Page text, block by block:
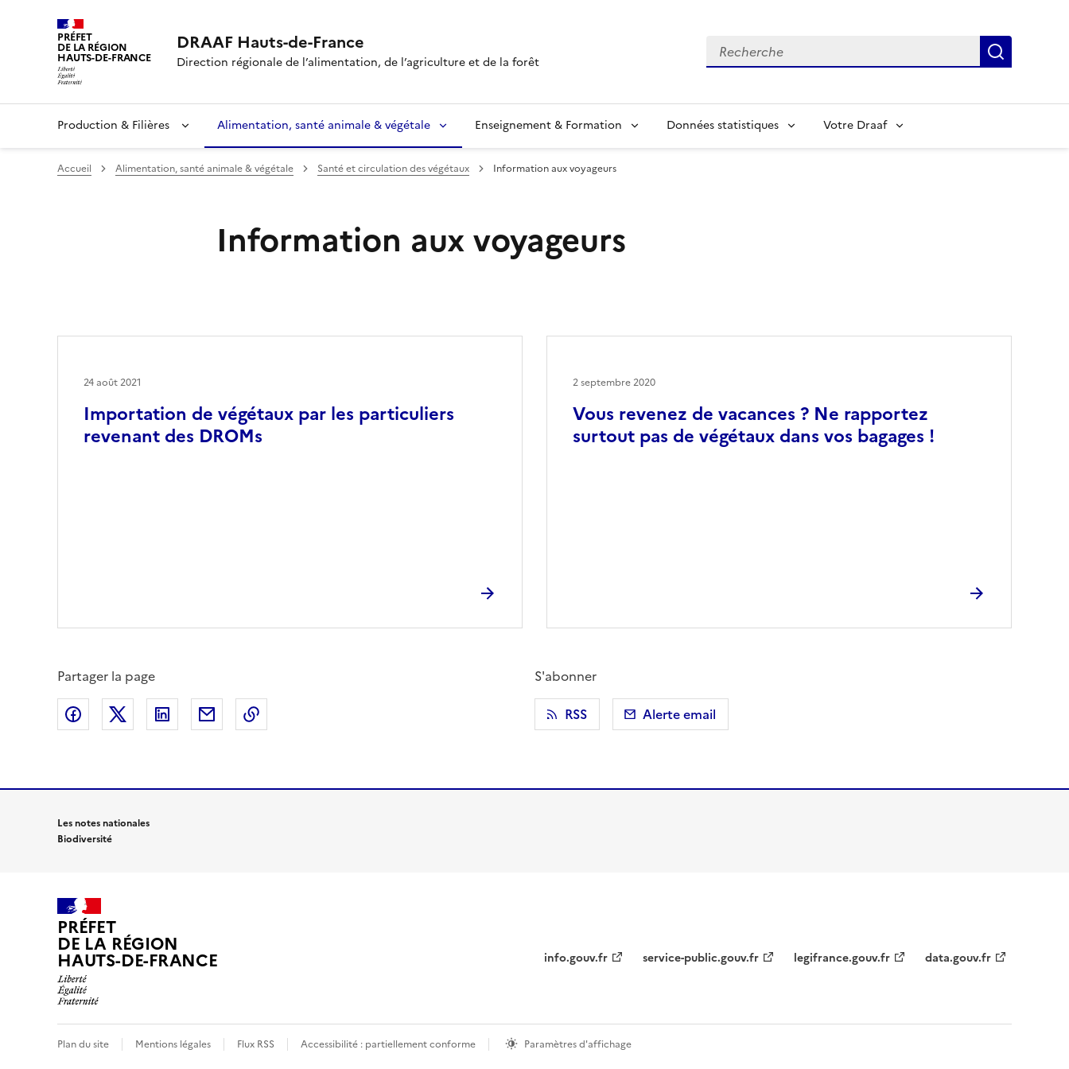
PRÉFET
DE LA RÉGION
HAUTS-DE-FRANCE
DRAAF Hauts-de-France
Direction régionale de l’alimentation, de l’agriculture et de la forêt
Recherche
Production & Filières Alimentation, santé animale & végétale Enseignement & Formation Données statistiques Votre Draaf
Accueil Alimentation, santé animale & végétale Santé et circulation des végétaux Information aux voyageurs
Information aux voyageurs
Importation de végétaux par les particuliers
revenant des DROMs
24 août 2021
Vous revenez de vacances ? Ne rapportez
surtout pas de végétaux dans vos bagages !
2 septembre 2020
Partager la page
Partager sur Facebook
Partager sur X (anciennement Twitter)
Partager sur LinkedIn
Partager par email
S'abonner
RSS
Alerte email
Les notes nationales
Biodiversité
PRÉFET
DE LA RÉGION
HAUTS-DE-FRANCE info.gouv.fr service-public.gouv.fr legifrance.gouv.fr data.gouv.fr
Plan du site Mentions légales Flux RSS Accessibilité : partiellement conforme Paramètres d'affichage